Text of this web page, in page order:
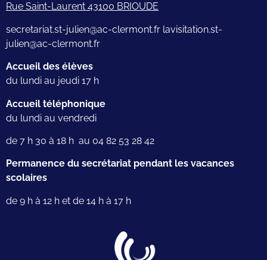
Rue Saint-Laurent 43100 BRIOUDE
secretariat.st-julien@ac-clermont.fr lavisitation.st-
julien@ac-clermont.fr
Accueil des élèves
du lundi au jeudi 17 h
Accueil téléphonique
du lundi au vendredi
de 7 h 30 à 18 h au 04 82 53 28 42
Permanence du secrétariat pendant les vacances
scolaires
de 9 h à 12 h et de 14 h à 17 h